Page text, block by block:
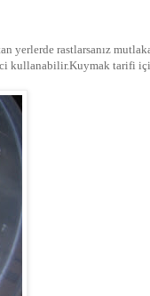
yerlerde rastlarsanız
kullanabilir.Kuymak tarifi